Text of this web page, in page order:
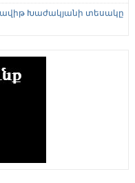
Խաժակյանի տեսակը